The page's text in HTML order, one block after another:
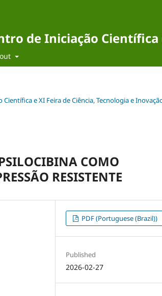
de Iniciação Científica
e XI Feira de Ciência, Tecnologia e
COMO
RESISTENTE
PDF (Portuguese (Brazil))
Published
2026-02-27